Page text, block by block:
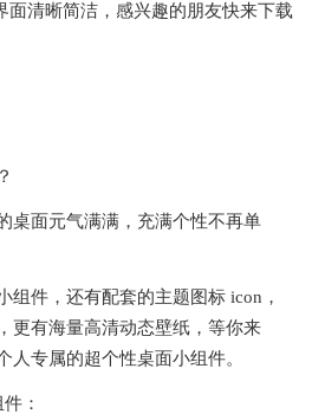
清晰简洁，感兴趣的朋友快来下载
桌面元气满满，充满个性不再单
组件，还有配套的主题图标 icon，
更有海量高清动态壁纸，等你来
人专属的超个性桌面小组件。
：